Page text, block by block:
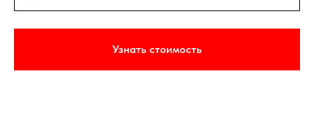
Узнать стоимость